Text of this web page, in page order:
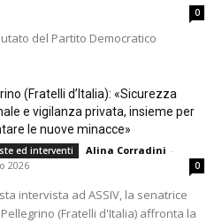
0
del Partito Democratico
(Fratelli d’Italia): «Sicurezza
e vigilanza privata, insieme per
le nuove minacce»
ed interventi Alina Corradini -
2026
0
intervista ad ASSIV, la senatrice
(Fratelli d'Italia) affronta la